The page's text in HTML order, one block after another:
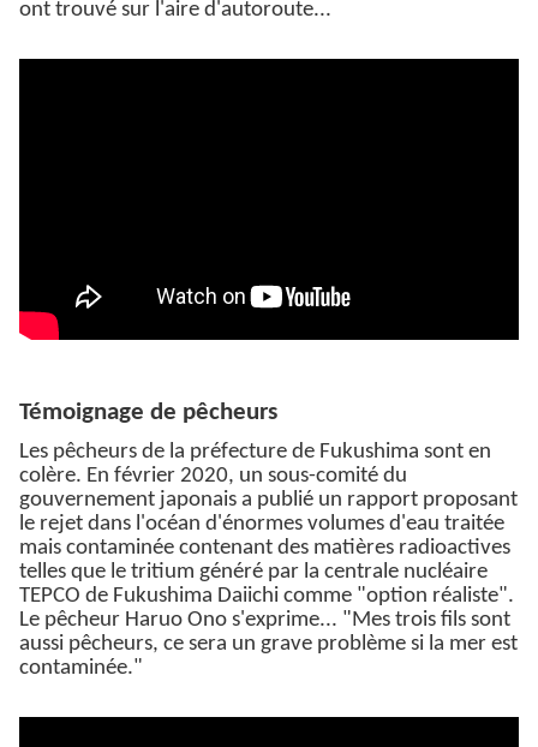
ont trouvé sur l'aire d'autoroute...
Témoignage de pêcheurs
Les pêcheurs de la préfecture de Fukushima sont en
colère. En février 2020, un sous-comité du
gouvernement japonais a publié un rapport proposant
le rejet dans l'océan d'énormes volumes d'eau traitée
mais contaminée contenant des matières radioactives
telles que le tritium généré par la centrale nucléaire
TEPCO de Fukushima Daiichi comme "option réaliste".
Le pêcheur Haruo Ono s'exprime... "Mes trois fils sont
aussi pêcheurs, ce sera un grave problème si la mer est
contaminée."